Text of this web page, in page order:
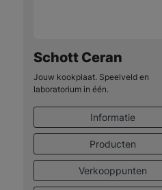
Schott Ceran
Jouw kookplaat. Speelveld en
laboratorium in één.
Informatie
Producten
Verkooppunten